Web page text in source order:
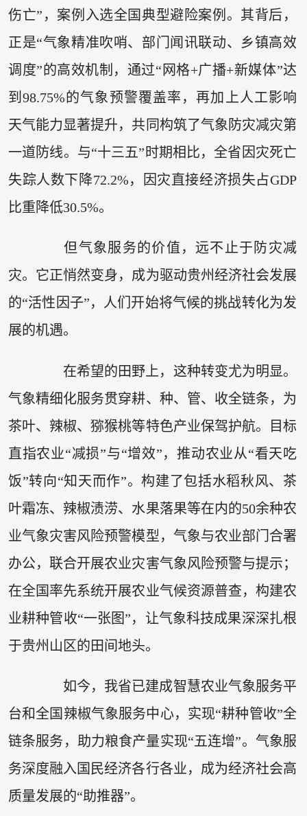
伤亡”，案例入选全国典型避险案例。其背后，
正是“气象精准吹哨、部门闻讯联动、乡镇高效
调度”的高效机制，通过“网格+广播+新媒体”达
到98.75%的气象预警覆盖率，再加上人工影响
天气能力显著提升，共同构筑了气象防灾减灾第
一道防线。与“十三五”时期相比，全省因灾死亡
失踪人数下降72.2%，因灾直接经济损失占GDP
比重降低30.5%。
但气象服务的价值，远不止于防灾减
灾。它正悄然变身，成为驱动贵州经济社会发展
的“活性因子”，人们开始将气候的挑战转化为发
展的机遇。
在希望的田野上，这种转变尤为明显。
气象精细化服务贯穿耕、种、管、收全链条，为
茶叶、辣椒、猕猴桃等特色产业保驾护航。目标
直指农业“减损”与“增效”，推动农业从“看天吃
饭”转向“知天而作”。构建了包括水稻秋风、茶
叶霜冻、辣椒渍涝、水果落果等在内的50余种农
业气象灾害风险预警模型，气象与农业部门合署
办公，联合开展农业灾害气象风险预警与提示；
在全国率先系统开展农业气候资源普查，构建农
业耕种管收“一张图”，让气象科技成果深深扎根
于贵州山区的田间地头。
如今，我省已建成智慧农业气象服务平
台和全国辣椒气象服务中心，实现“耕种管收”全
链条服务，助力粮食产量实现“五连增”。气象服
务深度融入国民经济各行各业，成为经济社会高
质量发展的“助推器”。